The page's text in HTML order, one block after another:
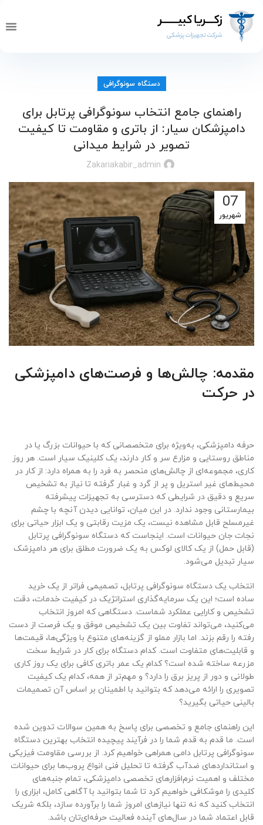
دستگاه سونوگرافی
راهنمای جامع انتخاب سونوگرافی پرتابل برای
دامپزشکان سیار: از باتری و مقاومت تا کیفیت
تصویر در شرایط میدانی
Zakariakabir_admin
07
شهریور
مقدمه: چالش‌ها و فرصت‌های دامپزشکی
در حرکت
حرفه دامپزشکی، به‌ویژه برای متخصصانی که با حیوانات بزرگ یا در
مناطق روستایی و مزارع سر و کار دارند، یک کلینیک سیار است. هر روز
کاری، مجموعه‌ای از چالش‌های منحصر به فرد را به همراه دارد: از کار در
محیط‌های غیر استریل و پر از گرد و غبار گرفته تا نیاز به تشخیص
سریع و دقیق در شرایطی که دسترسی به تجهیزات پیشرفته
بیمارستانی وجود ندارد. در این میان، توانایی دیدن آنچه با چشم
غیرمسلح قابل مشاهده نیست، یک مزیت رقابتی و یک ابزار حیاتی برای
نجات جان حیوانات است. اینجاست که دستگاه سونوگرافی پرتابل
(قابل حمل) از یک کالای لوکس به یک ضرورت مطلق برای هر دامپزشک
سیار تبدیل می‌شود.
انتخاب یک دستگاه سونوگرافی پرتابل، تصمیمی فراتر از یک خرید
ساده است؛ این یک سرمایه‌گذاری استراتژیک در کیفیت خدمات، دقت
تشخیص و کارایی عملکرد شماست. دستگاهی که امروز انتخاب
می‌کنید، می‌تواند تفاوت بین یک تشخیص موفق و یک فرصت از دست
رفته را رقم بزند. اما بازار مملو از گزینه‌های متنوع با ویژگی‌ها، قیمت‌ها
و قابلیت‌های متفاوت است. کدام دستگاه برای کار در شرایط سخت
مزرعه ساخته شده است؟ کدام یک عمر باتری کافی برای یک روز کاری
طولانی و دور از پریز برق را دارد؟ و مهم‌تر از همه، کدام یک کیفیت
تصویری را ارائه می‌دهد که بتوانید با اطمینان بر اساس آن تصمیمات
بالینی حیاتی بگیرید؟
این راهنمای جامع و تخصصی برای پاسخ به همین سوالات تدوین شده
است. ما قدم به قدم شما را در فرآیند پیچیده انتخاب بهترین دستگاه
سونوگرافی پرتابل دامی همراهی خواهیم کرد. از بررسی مقاومت فیزیکی
و استانداردهای ضدآب گرفته تا تحلیل فنی انواع پروب‌ها برای حیوانات
مختلف و اهمیت نرم‌افزارهای تخصصی دامپزشکی، تمام جنبه‌های
کلیدی را موشکافی خواهیم کرد تا شما بتوانید با آگاهی کامل، ابزاری را
انتخاب کنید که نه تنها نیازهای امروز شما را برآورده سازد، بلکه شریک
قابل اعتماد شما در سال‌های آینده فعالیت حرفه‌ای‌تان باشد.